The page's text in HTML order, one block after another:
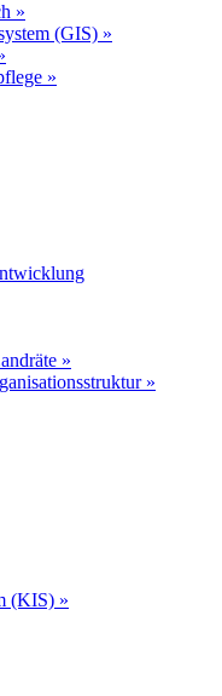
»
(GIS) »
»
»
»
(KIS) »